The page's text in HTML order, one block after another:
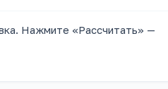
Нажмите «Рассчитать» —